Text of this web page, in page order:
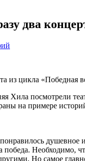
два
из цикла
Хила посмотрели
на примере
душевное
победа.
Но самое